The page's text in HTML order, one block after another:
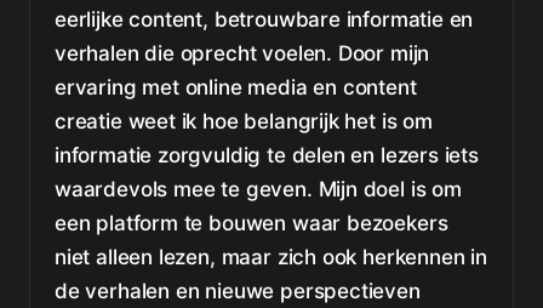
eerlijke content, betrouwbare informatie en
verhalen die oprecht voelen. Door mijn
ervaring met online media en content
creatie weet ik hoe belangrijk het is om
informatie zorgvuldig te delen en lezers iets
waardevols mee te geven. Mijn doel is om
een platform te bouwen waar bezoekers
niet alleen lezen, maar zich ook herkennen in
de verhalen en nieuwe perspectieven